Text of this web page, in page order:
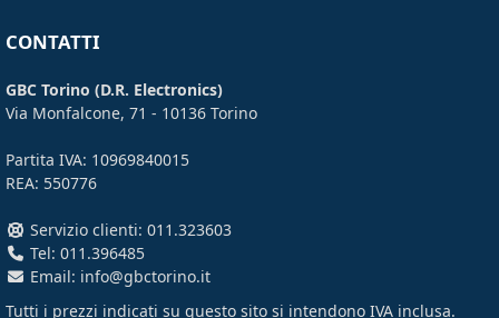
CONTATTI
GBC Torino (D.R. Electronics)
Via Monfalcone, 71 - 10136 Torino
Partita IVA: 10969840015
REA: 550776
Servizio clienti: 011.323603
Tel: 011.396485
Email: info@gbctorino.it
Tutti i prezzi indicati su questo sito si intendono IVA inclusa.